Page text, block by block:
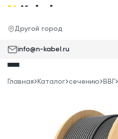
Другой город
info@n-kabel.ru
Главная Каталог сечению ВВГ